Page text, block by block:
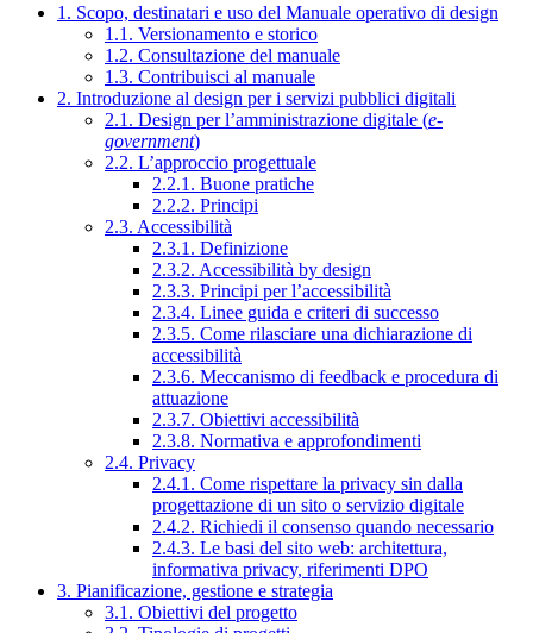
1. Scopo, destinatari e uso del Manuale operativo di design
1.1. Versionamento e storico
1.2. Consultazione del manuale
1.3. Contribuisci al manuale
2. Introduzione al design per i servizi pubblici digitali
2.1. Design per l’amministrazione digitale (e-
government)
2.2. L’approccio progettuale
2.2.1. Buone pratiche
2.2.2. Principi
2.3. Accessibilità
2.3.1. Definizione
2.3.2. Accessibilità by design
2.3.3. Principi per l’accessibilità
2.3.4. Linee guida e criteri di successo
2.3.5. Come rilasciare una dichiarazione di
accessibilità
2.3.6. Meccanismo di feedback e procedura di
attuazione
2.3.7. Obiettivi accessibilità
2.3.8. Normativa e approfondimenti
2.4. Privacy
2.4.1. Come rispettare la privacy sin dalla
progettazione di un sito o servizio digitale
2.4.2. Richiedi il consenso quando necessario
2.4.3. Le basi del sito web: architettura,
informativa privacy, riferimenti DPO
3. Pianificazione, gestione e strategia
3.1. Obiettivi del progetto